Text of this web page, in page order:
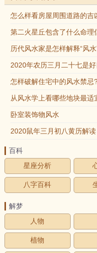
怎么样看房屋周围道路的吉
第二火星丘包含了什么命理
历代风水家是怎样解释“风
2020年农历三月二十七是
怎样破解住宅中的风水禁忌
从风水学上看哪些地块最适
卧室装饰物风水
2020鼠年三月初八黄历解
百科
星座分析
八字百科
解梦
人物
植物